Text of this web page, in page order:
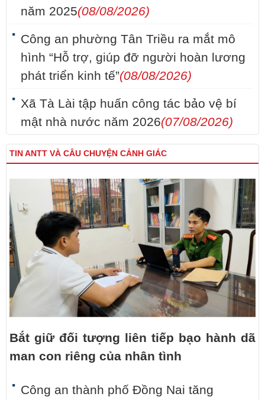
năm 2025(08/08/2026)
Công an phường Tân Triều ra mắt mô
hình “Hỗ trợ, giúp đỡ người hoàn lương
phát triển kinh tế”(08/08/2026)
Xã Tà Lài tập huấn công tác bảo vệ bí
mật nhà nước năm 2026(07/08/2026)
TIN ANTT VÀ CÂU CHUYỆN CẢNH GIÁC
Bắt giữ đối tượng liên tiếp bạo hành dã
man con riêng của nhân tình
Công an thành phố Đồng Nai tăng